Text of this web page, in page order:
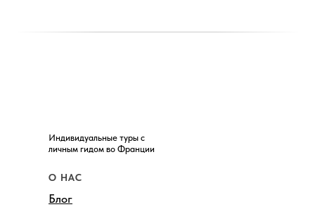
О НАС
Индивидуальные туры с
личным гидом во Франции
Блог